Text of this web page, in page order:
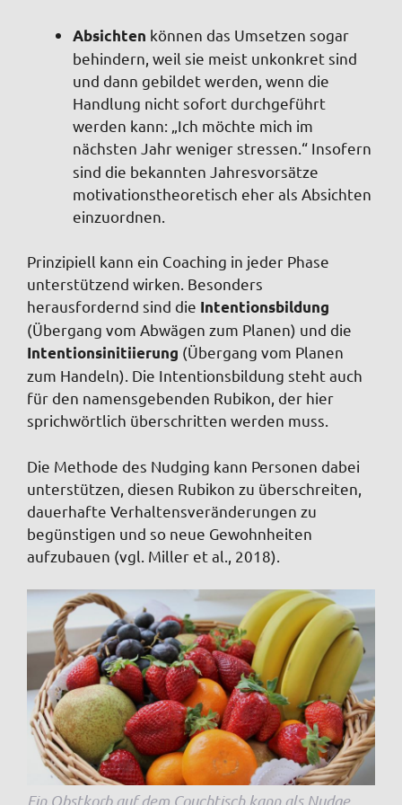
Absichten können das Umsetzen sogar
behindern, weil sie meist unkonkret sind
und dann gebildet werden, wenn die
Handlung nicht sofort durchgeführt
werden kann: „Ich möchte mich im
nächsten Jahr weniger stressen.“ Insofern
sind die bekannten Jahresvorsätze
motivationstheoretisch eher als Absichten
einzuordnen.
Prinzipiell kann ein Coaching in jeder Phase
unterstützend wirken. Besonders
herausfordernd sind die Intentionsbildung
(Übergang vom Abwägen zum Planen) und die
Intentionsinitiierung (Übergang vom Planen
zum Handeln). Die Intentionsbildung steht auch
für den namensgebenden Rubikon, der hier
sprichwörtlich überschritten werden muss.
Die Methode des Nudging kann Personen dabei
unterstützen, diesen Rubikon zu überschreiten,
dauerhafte Verhaltensveränderungen zu
begünstigen und so neue Gewohnheiten
aufzubauen (vgl. Miller et al., 2018).
Ein Obstkorb auf dem Couchtisch kann als Nudge